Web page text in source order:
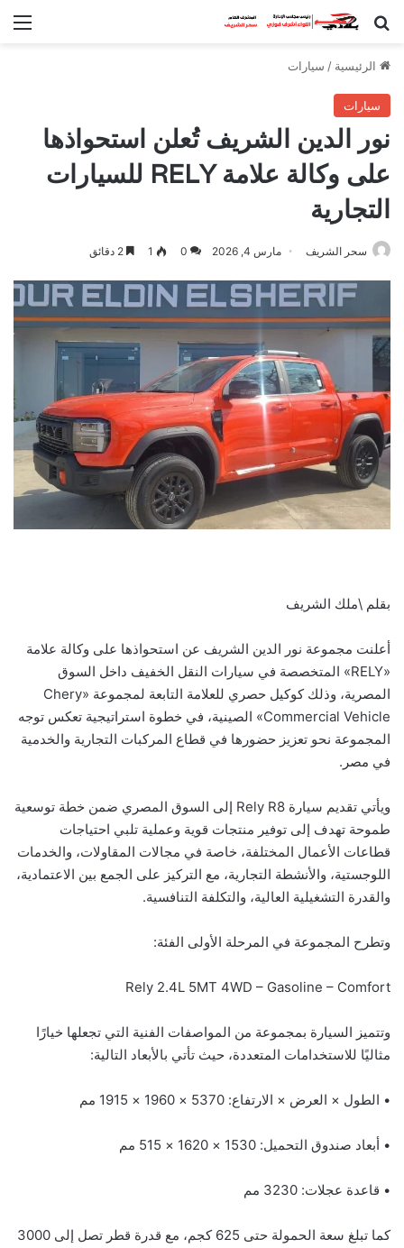
بحث عن
الرئيسية / سيارات
سيارات
نور الدين الشريف تُعلن استحواذها
على وكالة علامة RELY للسيارات
التجارية
سحر الشريف مارس 4, 2026 0
1
بقلم \ملك الشريف
أعلنت مجموعة نور الدين الشريف عن استحواذها على وكالة علامة
«RELY» المتخصصة في سيارات النقل الخفيف داخل السوق
المصرية، وذلك كوكيل حصري للعلامة التابعة لمجموعة «Chery
Commercial Vehicle» الصينية، في خطوة استراتيجية تعكس توجه
المجموعة نحو تعزيز حضورها في قطاع المركبات التجارية والخدمية
في مصر.
ويأتي تقديم سيارة Rely R8 إلى السوق المصري ضمن خطة توسعية
طموحة تهدف إلى توفير منتجات قوية وعملية تلبي احتياجات
قطاعات الأعمال المختلفة، خاصة في مجالات المقاولات، والخدمات
اللوجستية، والأنشطة التجارية، مع التركيز على الجمع بين الاعتمادية،
والقدرة التشغيلية العالية، والتكلفة التنافسية.
وتطرح المجموعة في المرحلة الأولى الفئة:
Rely 2.4L 5MT 4WD – Gasoline – Comfort
وتتميز السيارة بمجموعة من المواصفات الفنية التي تجعلها خيارًا
مثاليًا للاستخدامات المتعددة، حيث تأتي بالأبعاد التالية:
• الطول × العرض × الارتفاع: 5370 × 1960 × 1915 مم
• أبعاد صندوق التحميل: 1530 × 1620 × 515 مم
• قاعدة عجلات: 3230 مم
كما تبلغ سعة الحمولة حتى 625 كجم، مع قدرة قطر تصل إلى 3000